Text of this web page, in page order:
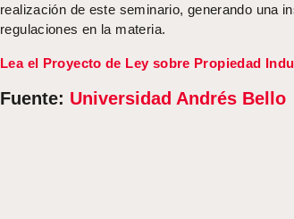
realización de este seminario, generando una
regulaciones en la materia.
Lea el Proyecto de Ley sobre Propiedad
Fuente: Universidad Andrés Bello